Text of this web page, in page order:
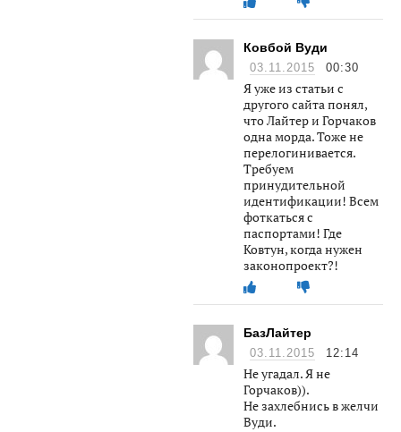
Ковбой Вуди
03.11.2015 00:30
Я уже из статьи с
другого сайта понял,
что Лайтер и Горчаков
одна морда. Тоже не
перелогинивается.
Требуем
принудительной
идентификации! Всем
фоткаться с
паспортами! Где
Ковтун, когда нужен
законопроект?!
БазЛайтер
03.11.2015 12:14
Не угадал. Я не
Горчаков)).
Не захлебнись в желчи
Вуди.